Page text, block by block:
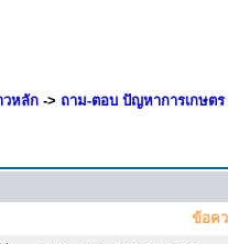
วหลัก -> ถาม-ตอบ ปัญหาการเกษตร
ข้อค